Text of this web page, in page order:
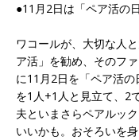
●11月2日は「ペア活の日
ワコールが、大切な人
ア活」を勧め、そのフ
に11月2日を「ペア活
を1人+1人と見立て、2
夫といまさらペアルッ
いいかも。おそろいを